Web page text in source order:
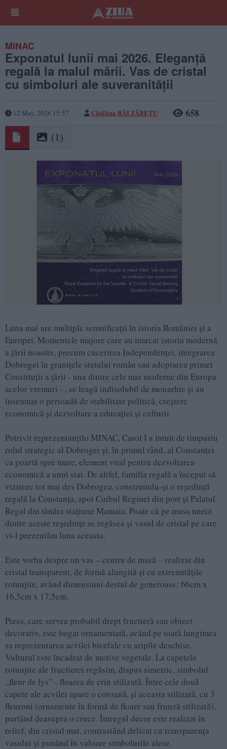
MINAC
​Exponatul lunii mai 2026. Eleganță
regală la malul mării. Vas de cristal
cu simboluri ale suveranității
12 May, 2026 15:57 Cătălina BĂLTĂREȚU 658
(1)
Luna mai are multiple semnificații în istoria României și a
Europei. Momentele majore care au marcat istoria modernă
a țării noastre, precum cucerirea Independenței, integrarea
Dobrogei în granițele statului român sau adoptarea primei
Constituții a țării - una dintre cele mai moderne din Europa
acelor vremuri - , se leagă indisolubil de monarhie și au
însemnat o perioadă de stabilitate politică, creștere
economică și dezvoltare a educației și culturii.
Potrivit reprezentanțilo MINAC, Carol I a intuit de timpuriu
rolul strategic al Dobrogei și, în primul rând, al Constanței
ca poartă spre mare, element vital pentru dezvoltarea
economică a unui stat. De altfel, familia regală a început să
viziteze tot mai des Dobrogea, construindu-și o reședință
regală la Constanța, apoi Cuibul Reginei din port și Palatul
Regal din tânăra stațiune Mamaia. Poate că pe masa uneia
dintre aceste reședințe se regăsea și vasul de cristal pe care
vi-l prezentăm luna aceasta.
Este vorba despre un vas – centru de masă – realizat din
cristal transparent, de formă alungită și cu extremitățile
rotunjite, având dimensiuni destul de generoase: 66cm x
16,5cm x 17,5cm.
Piesa, care servea probabil drept fructieră sau obiect
decorativ, este bogat ornamentată, având pe toată lungimea
sa reprezentarea acvilei bicefale cu aripile deschise.
Vulturul este încadrat de motive vegetale. La capetele
rotunjite ale fructierei regăsim, dispus simetric, simbolul
„fleur de lys” - floarea de crin stilizată. Între cele două
capete ale acvilei apare o coroană, și aceasta stilizată, cu 3
fleuroni (ornamente în formă de floare sau frunză stilizată),
purtând deasupra o cruce. Întregul decor este realizat în
relief, din cristal mat, contrastând delicat cu transparența
vasului și punând în valoare simbolurile alese.